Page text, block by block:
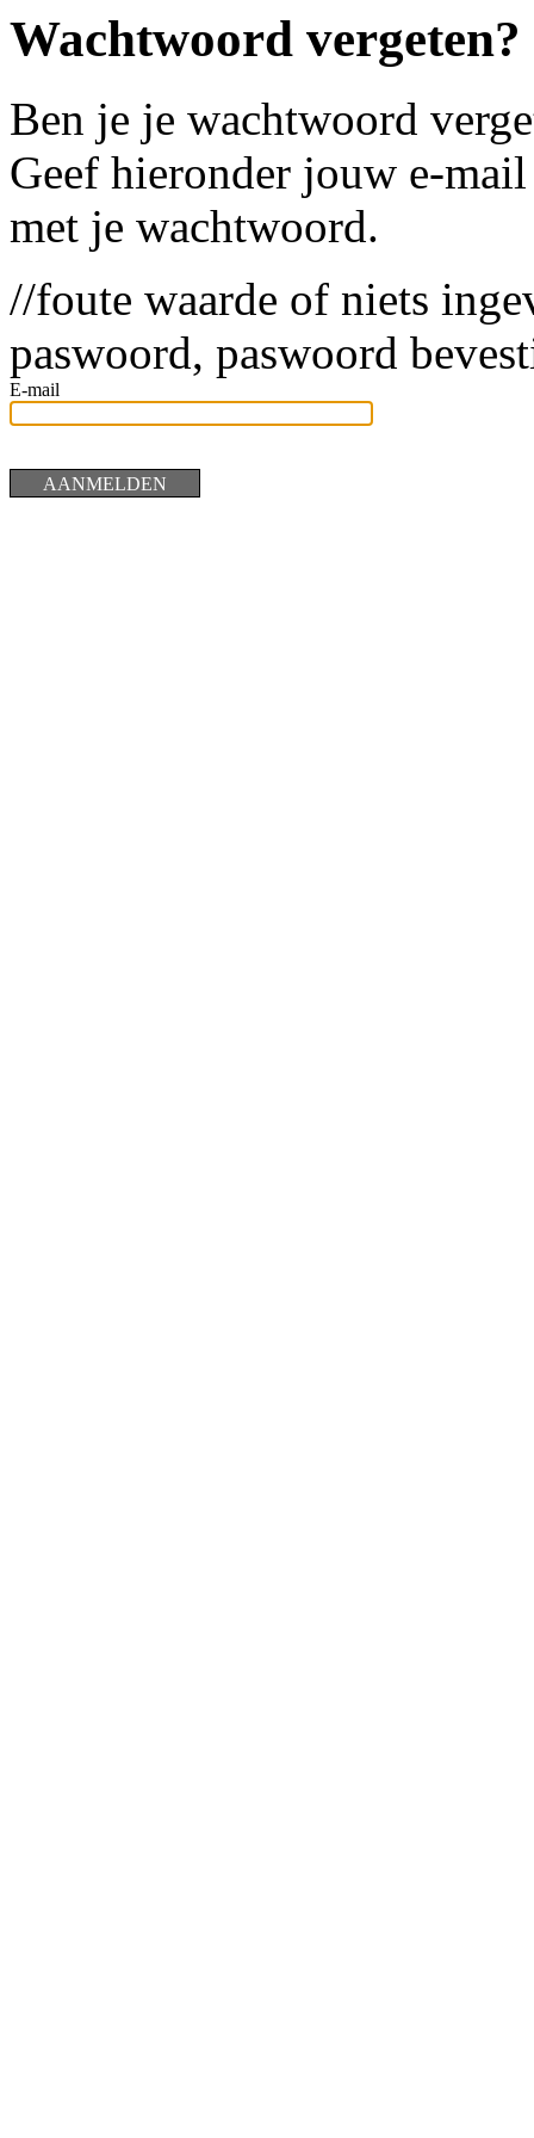
Wachtwoord vergeten?
Ben je je wachtwoord
Geef hieronder jouw e-
met je wachtwoord.
//foute waarde of niets
paswoord, paswoord
E-mail
AANMELDEN